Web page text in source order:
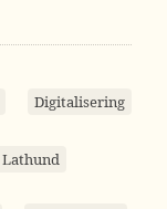
Digitalisering
Lathund